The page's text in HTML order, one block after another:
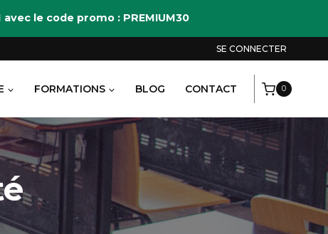
le code promo : PREMIUM30
SE CONNECTER
FORMATIONS BLOG CONTACT 0